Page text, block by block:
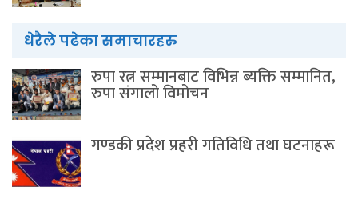
धेरैले पढेका समाचारहरु
रुपा रत्न सम्मानबाट विभिन्न ब्यक्ति सम्मानित,
रुपा संगालो विमोचन
गण्डकी प्रदेश प्रहरी गतिविधि तथा घटनाहरू